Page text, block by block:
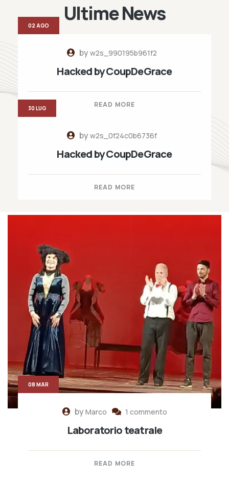
Ultime News
byw2s_990195b961f2
Hacked by CoupDeGrace
READ MORE
02 AGO
byw2s_0f24c0b6736f
Hacked by CoupDeGrace
READ MORE
30 LUG
byMarco 1 commento
Laboratorio teatrale
READ MORE
08 MAR